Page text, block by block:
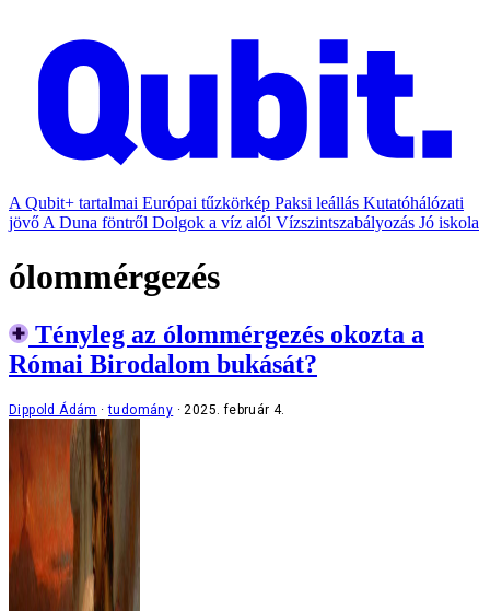
A Qubit+ tartalmai Európai tűzkörkép Paksi leállás Kutatóhálózati
jövő A Duna föntről Dolgok a víz alól Vízszintszabályozás Jó iskola
ólommérgezés
Tényleg az ólommérgezés okozta a
Római Birodalom bukását?
Dippold Ádám tudomány 2025. február 4.